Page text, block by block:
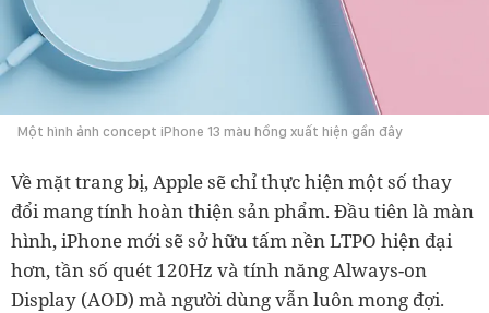
Một hình ảnh concept iPhone 13 màu hồng xuất hiện gần đây
Về mặt trang bị, Apple sẽ chỉ thực hiện một số thay
đổi mang tính hoàn thiện sản phẩm. Đầu tiên là màn
hình, iPhone mới sẽ sở hữu tấm nền LTPO hiện đại
hơn, tần số quét 120Hz và tính năng Always-on
Display (AOD) mà người dùng vẫn luôn mong đợi.